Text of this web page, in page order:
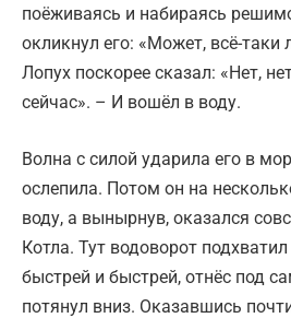
поёживаясь и набираясь
окликнул его: «Может, всё-таки
Лопух поскорее сказал: «Нет,
сейчас». – И вошёл в воду.
Волна с силой ударила его в
ослепила. Потом он на
воду, а вынырнув, оказался
Котла. Тут водоворот
быстрей и быстрей, отнёс под
потянул вниз. Оказавшись